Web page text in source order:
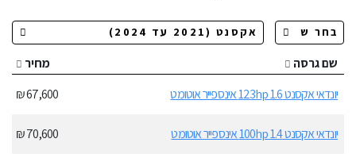
שם גרסה
מחיר
יונדאי אקסנט 123hp 1.6 אינספייר אוטומט
67,600 ₪
יונדאי אקסנט 100hp 1.4 אינספייר אוטומט
70,600 ₪